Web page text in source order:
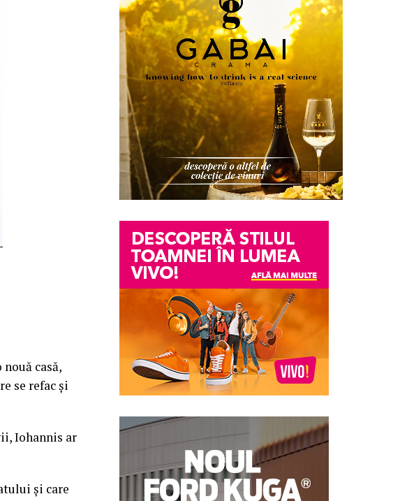
casă,
se refac şi
Iohannis ar
şi care